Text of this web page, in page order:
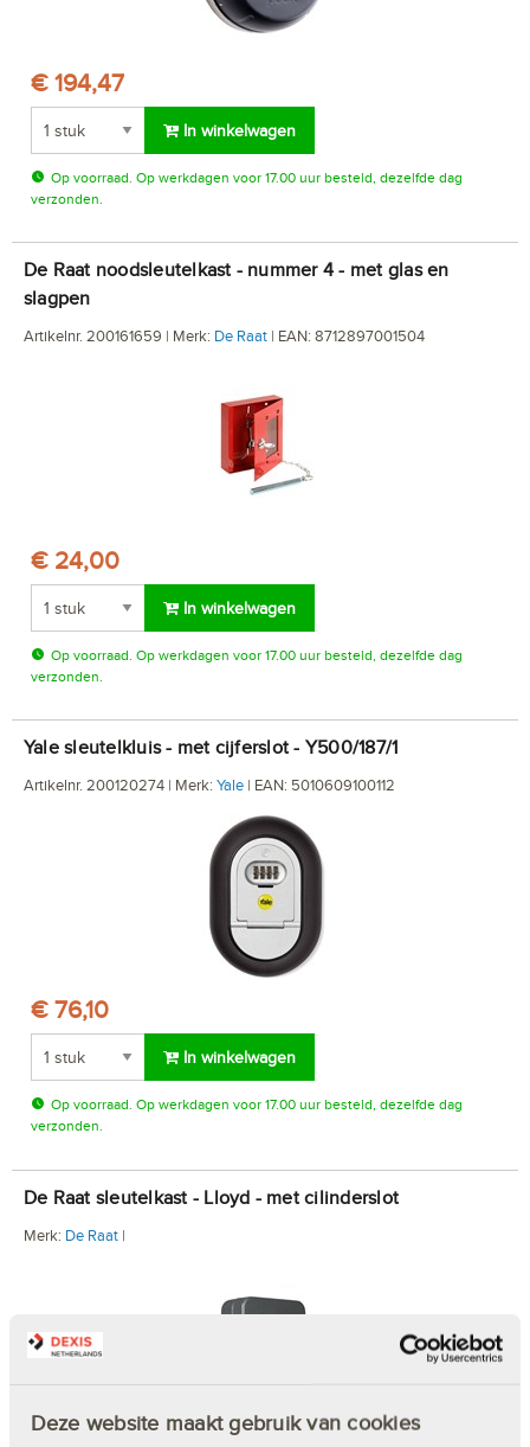
Deze website maakt gebruik van cookies
€ 194,47
In winkelwagen
Op voorraad. Op werkdagen voor 17.00 uur besteld, dezelfde dag
verzonden.
De Raat noodsleutelkast - nummer 4 - met glas en
slagpen
Artikelnr. 200161659 | Merk: De Raat | EAN: 8712897001504
€ 24,00
In winkelwagen
Op voorraad. Op werkdagen voor 17.00 uur besteld, dezelfde dag
verzonden.
Yale sleutelkluis - met cijferslot - Y500/187/1
Artikelnr. 200120274 | Merk: Yale | EAN: 5010609100112
€ 76,10
In winkelwagen
Op voorraad. Op werkdagen voor 17.00 uur besteld, dezelfde dag
verzonden.
De Raat sleutelkast - Lloyd - met cilinderslot
Merk: De Raat |